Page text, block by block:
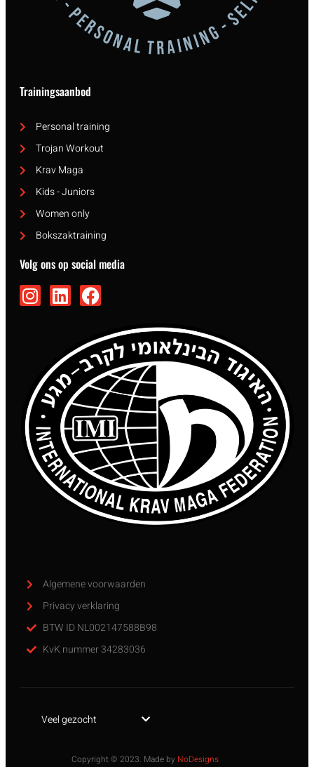
Trainingsaanbod
Personal training
Trojan Workout
Krav Maga
Kids - Juniors
Women only
Bokszaktraining
Volg ons op social media
Algemene voorwaarden
Privacy verklaring
BTW ID NL002147588B98
KvK nummer 34283036
Veel gezocht
Copyright © 2023. Made by NoDesigns